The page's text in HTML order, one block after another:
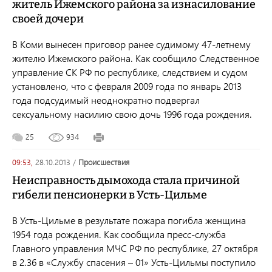
житель Ижемского района за изнасилование
своей дочери
В Коми вынесен приговор ранее судимому 47-летнему
жителю Ижемского района. Как сообщило Следственное
управление СК РФ по республике, следствием и судом
установлено, что с февраля 2009 года по январь 2013
года подсудимый неоднократно подвергал
сексуальному насилию свою дочь 1996 года рождения.
25 934
09:53, 28.10.2013 / происшествия
Неисправность дымохода стала причиной
гибели пенсионерки в Усть-Цильме
В Усть-Цильме в результате пожара погибла женщина
1954 года рождения. Как сообщила пресс-служба
Главного управления МЧС РФ по республике, 27 октября
в 2.36 в «Службу спасения – 01» Усть-Цильмы поступило